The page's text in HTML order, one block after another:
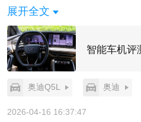
展开全文
智能车机评
奥迪Q5L 奥迪
2026-04-16 16:37:47